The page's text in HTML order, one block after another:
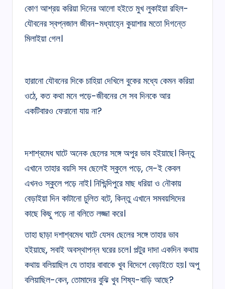
কোণ আশ্রয় করিয়া দিনের আলো হইতে মুখ লুকাইয়া রহিল-
যৌবনের স্বপ্নজাল জীবন-মধ্যাহ্নে কুয়াশার মতো দিগন্তে
মিলাইয়া গেল।
হারানো যৌবনের দিকে চাহিয়া দেখিলে বুকের মধ্যে কেমন করিয়া
ওঠে, কত কথা মনে পড়ে-জীবনের সে সব দিনকে আর
একটিবারও ফেরানো যায় না?
দশাশ্বমেধ ঘাটে অনেক ছেলের সঙ্গে অপুর ভাব হইয়াছে। কিন্তু
এখানে তাহার বয়সি সব ছেলেই স্কুলে পড়ে, সে-ই কেবল
এখনও স্কুলে পড়ে নাই। নিশ্চিন্দিপুরে মাছ ধরিয়া ও নৌকায়
বেড়াইয়া দিন কাটানো চুলিত বটে, কিন্তু এখানে সমবয়সিদের
কাছে কিছু পড়ে না বলিতে লজ্জা করে।
তাহা ছাড়া দশাশ্বমেধ ঘাটে যেসব ছেলের সঙ্গে তাহার ভাব
হইয়াছে, সবাই অবস্থাপন্ন ঘরের চলে। পল্টুর দাদা একদিন কথায়
কথায় বলিয়াছিল যে তাহার বাবাকে খুব বিদেশে বেড়াইতে হয়। অপু
বলিয়াছিল-কেন, তোমাদের বুঝি খুব শিষ্য-বাড়ি আছে?